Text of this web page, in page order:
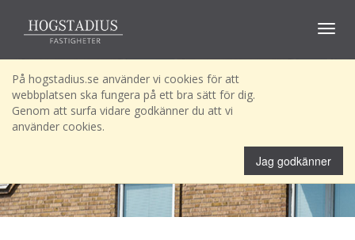
På hogstadius.se använder vi cookies för att
webbplatsen ska fungera på ett bra sätt för dig.
Genom att surfa vidare godkänner du att vi
använder cookies.
Jag godkänner
Toggle